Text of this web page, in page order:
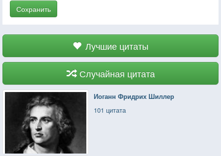
Сохранить
Лучшие цитаты
Случайная цитата
Иоганн Фридрих Шиллер
101 цитата